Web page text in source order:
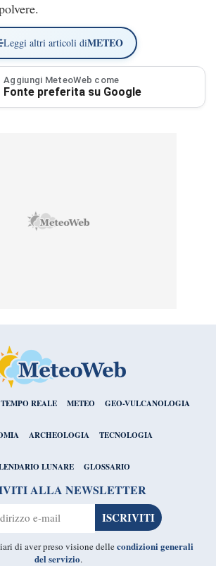
Leggi altri articoli diMETEO
Aggiungi MeteoWeb come
Fonte preferita su Google
REALE METEO GEO-VULCANOLOGIA
ARCHEOLOGIA TECNOLOGIA
LUNARE GLOSSARIO
ALLA NEWSLETTER
di aver preso visione dellecondizioni generali
del servizio.